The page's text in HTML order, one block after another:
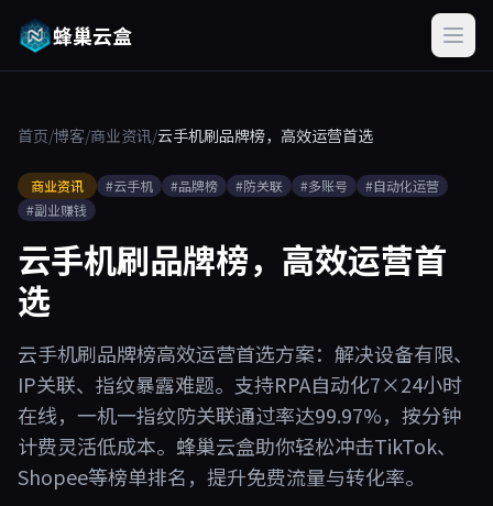
蜂巢云盒
首页/博客/商业资讯/云手机刷品牌榜，高效运营首选
商业资讯 #云手机 #品牌榜 #防关联 #多账号
#自动化运营
#副业赚钱
云手机刷品牌榜，高效运营首
选
云手机刷品牌榜高效运营首选方案：解决设备有限、
IP关联、指纹暴露难题。支持RPA自动化7×24小时
在线，一机一指纹防关联通过率达99.97%，按分钟
计费灵活低成本。蜂巢云盒助你轻松冲击TikTok、
Shopee等榜单排名，提升免费流量与转化率。